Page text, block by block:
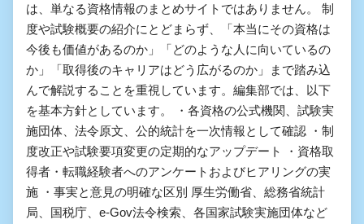
は、単なる資格情報のまとめサイトではありません。 制
度や試験概要の紹介にとどまらず、「本当にその資格は
今後も価値があるのか」「どのような人に向いているの
か」「取得後のキャリアはどう広がるのか」まで踏み込
んで解説することを重視しています。編集部では、以下
を基本方針としています。 ・各資格の公式機関、試験実
施団体、法令原文、公的統計を一次情報として確認 ・制
度改正や試験要項変更の定期的なアップデート ・資格取
得者・転職経験者へのアンケートおよびヒアリングの実
施 ・事実と意見の明確な区別 厚生労働省、総務省統計
局、国税庁、e-Gov法令検索、各国家試験実施団体など